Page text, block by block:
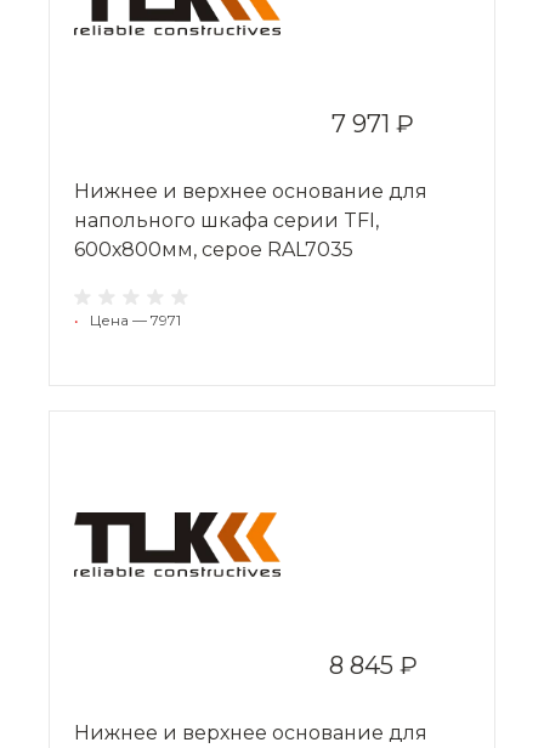
7 971 ₽
Нижнее и верхнее основание для
напольного шкафа серии TFI,
600х800мм, серое RAL7035
• Цена — 7971
8 845 ₽
Нижнее и верхнее основание для